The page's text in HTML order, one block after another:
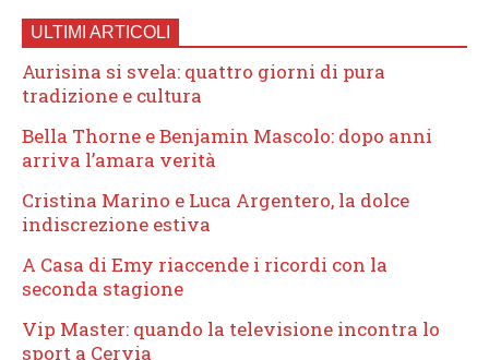
ULTIMI ARTICOLI
Aurisina si svela: quattro giorni di pura
tradizione e cultura
Bella Thorne e Benjamin Mascolo: dopo anni
arriva l’amara verità
Cristina Marino e Luca Argentero, la dolce
indiscrezione estiva
A Casa di Emy riaccende i ricordi con la
seconda stagione
Vip Master: quando la televisione incontra lo
sport a Cervia